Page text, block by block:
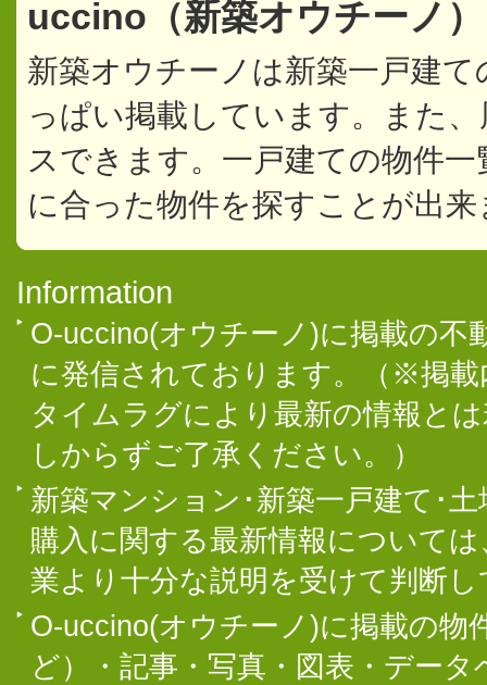
uccino（新築オウチーノ
新築オウチーノは新築一戸建
っぱい掲載しています。また
スできます。一戸建ての物件
に合った物件を探すことが出来
Information
O-uccino(オウチーノ)に掲載の不
に発信されております。（※掲
タイムラグにより最新の情報と
しからずご了承ください。）
新築マンション･新築一戸建て･
購入に関する最新情報について
業より十分な説明を受けて判断
O-uccino(オウチーノ)に掲載の物
ど）・記事・写真・図表・デー